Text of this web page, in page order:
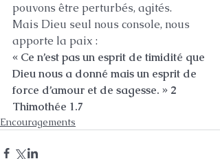
pouvons être perturbés, agités.
Mais Dieu seul nous console, nous
apporte la paix :
« Ce n’est pas un esprit de timidité que
Dieu nous a donné mais un esprit de
force d’amour et de sagesse. » 2
Thimothée 1.7
Encouragements